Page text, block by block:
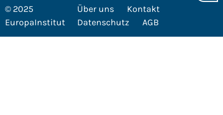
© 2025
EuropaInstitut
Über uns
Kontakt
Datenschutz
AGB